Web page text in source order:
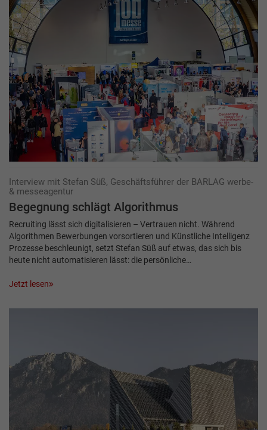
Interview mit Stefan Süß, Geschäftsführer der BARLAG werbe-
& messeagentur
Begegnung schlägt Algorithmus
Recruiting lässt sich digitalisieren – Vertrauen nicht. Während
Algorithmen Bewerbungen vorsortieren und Künstliche Intelligenz
Prozesse beschleunigt, setzt Stefan Süß auf etwas, das sich bis
heute nicht automatisieren lässt: die persönliche…
Jetzt lesen